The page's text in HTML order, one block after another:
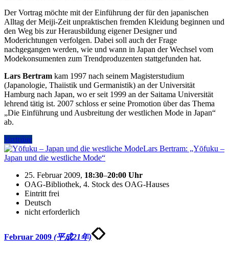
Der Vortrag möchte mit der Einführung der für den japanischen
Alltag der Meiji-Zeit unpraktischen fremden Kleidung beginnen und
den Weg bis zur Herausbildung eigener Designer und
Moderichtungen verfolgen. Dabei soll auch der Frage
nachgegangen werden, wie und wann in Japan der Wechsel vom
Modekonsumenten zum Trendproduzenten stattgefunden hat.
Lars Bertram kam 1997 nach seinem Magisterstudium
(Japanologie, Thaiistik und Germanistik) an der Universität
Hamburg nach Japan, wo er seit 1999 an der Saitama Universität
lehrend tätig ist. 2007 schloss er seine Promotion über das Thema
„Die Einführung und Ausbreitung der westlichen Mode in Japan“
ab.
Vorträge
Lars Bertram: „Yōfuku –
Japan und die westliche Mode“
25. Februar 2009, 18:30–20:00 Uhr
OAG-Bibliothek, 4. Stock des OAG-Hauses
Eintritt frei
Deutsch
nicht erforderlich
Februar 2009 (平成21年)